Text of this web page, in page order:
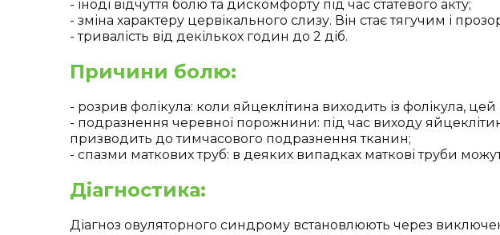
- іноді відчуття болю та дискомфорту під час статевого акту;
- зміна характеру цервікального слизу. Він стає тягучим і
- тривалість від декількох годин до 2 діб.
Причини болю:
- розрив фолікула: коли яйцеклітина виходить із фолікула,
- подразнення черевної порожнини: під час виходу
призводить до тимчасового подразнення тканин;
- спазми маткових труб: в деяких випадках маткові труби
Діагностика:
Діагноз овуляторного синдрому встановлюють через